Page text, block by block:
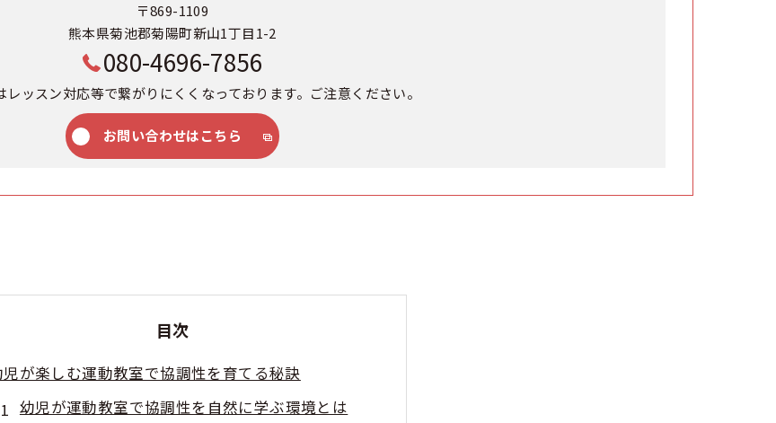
〒869-1109
熊本県菊池郡菊陽町新山1丁目1-2
080-4696-7856
ッスン対応等で繋がりにくくなっております。ご注意ください。
お問い合わせはこちら
目次
児が楽しむ運動教室で協調性を育てる秘訣
幼児が運動教室で協調性を自然に学ぶ環境とは